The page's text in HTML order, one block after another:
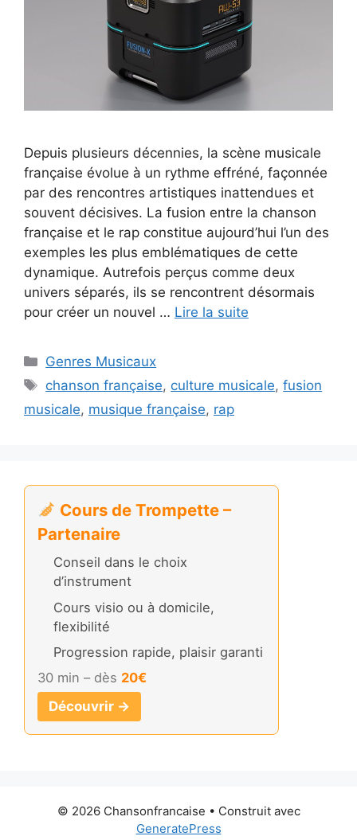
Depuis plusieurs décennies, la scène musicale
française évolue à un rythme effréné, façonnée
par des rencontres artistiques inattendues et
souvent décisives. La fusion entre la chanson
française et le rap constitue aujourd’hui l’un des
exemples les plus emblématiques de cette
dynamique. Autrefois perçus comme deux
univers séparés, ils se rencontrent désormais
pour créer un nouvel … Lire la suite
Catégories
Genres Musicaux
Étiquettes
chanson française, culture musicale,fusion
musicale, musique française, rap
Cours de Trompette –
Partenaire
Conseil dans le choix
d’instrument
Cours visio ou à domicile,
flexibilité
Progression rapide, plaisir garanti
30 min – dès 20€
Découvrir →
© 2026 Chansonfrancaise • Construit avec
GeneratePress